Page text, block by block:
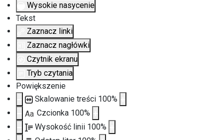
Wysokie nasycenie
Tekst
Zaznacz linki
Zaznacz nagłówki
Czytnik ekranu
Tryb czytania
Powiększenie
Skalowanie treści 100%
Aa Czcionka 100%
Wysokość linii 100%